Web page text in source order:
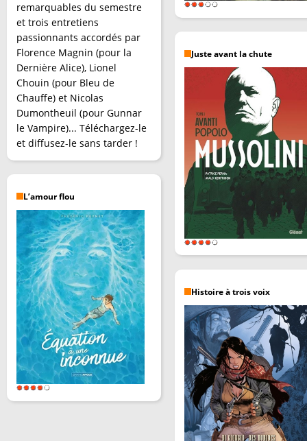
remarquables du semestre
et trois entretiens
passionnants accordés par
Florence Magnin (pour la
Dernière Alice), Lionel
Chouin (pour Bleu de
Chauffe) et Nicolas
Dumontheuil (pour Gunnar
le Vampire)... Téléchargez-le
et diffusez-le sans tarder !
L’amour flou
Juste avant la chute
Histoire à trois voix